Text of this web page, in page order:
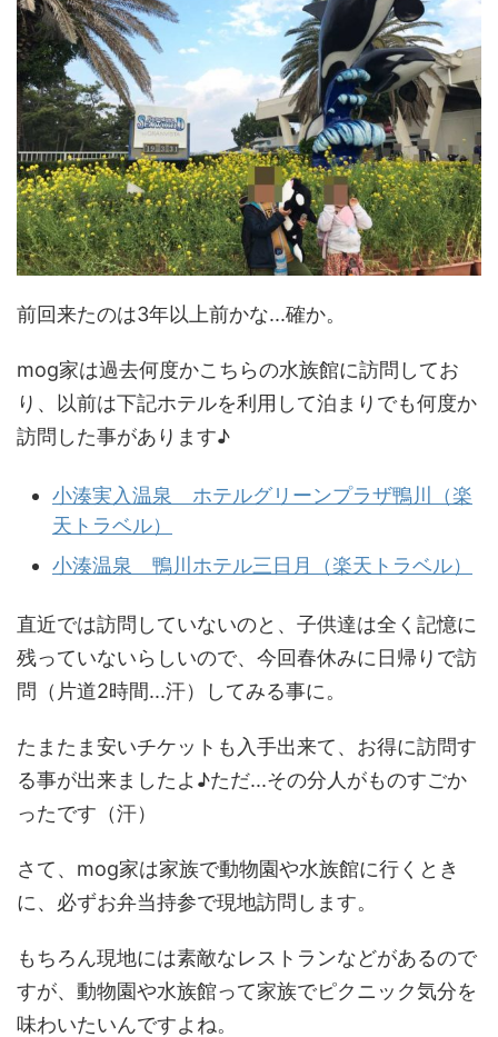
前回来たのは3年以上前かな...確か。
mog家は過去何度かこちらの水族館に訪問してお
り、以前は下記ホテルを利用して泊まりでも何度か
訪問した事があります♪
小湊実入温泉 ホテルグリーンプラザ鴨川（楽
天トラベル）
小湊温泉 鴨川ホテル三日月（楽天トラベル）
直近では訪問していないのと、子供達は全く記憶に
残っていないらしいので、今回春休みに日帰りで訪
問（片道2時間...汗）してみる事に。
たまたま安いチケットも入手出来て、お得に訪問す
る事が出来ましたよ♪ただ...その分人がものすごか
ったです（汗）
さて、mog家は家族で動物園や水族館に行くとき
に、必ずお弁当持参で現地訪問します。
もちろん現地には素敵なレストランなどがあるので
すが、動物園や水族館って家族でピクニック気分を
味わいたいんですよね。